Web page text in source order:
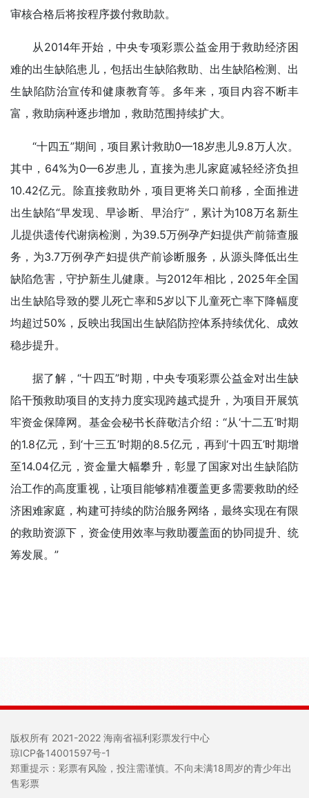
审核合格后将按程序拨付救助款。
从2014年开始，中央专项彩票公益金用于救助经济困
难的出生缺陷患儿，包括出生缺陷救助、出生缺陷检测、出
生缺陷防治宣传和健康教育等。多年来，项目内容不断丰
富，救助病种逐步增加，救助范围持续扩大。
“十四五”期间，项目累计救助0—18岁患儿9.8万人次。
其中，64%为0—6岁患儿，直接为患儿家庭减轻经济负担
10.42亿元。除直接救助外，项目更将关口前移，全面推进
出生缺陷“早发现、早诊断、早治疗”，累计为108万名新生
儿提供遗传代谢病检测，为39.5万例孕产妇提供产前筛查服
务，为3.7万例孕产妇提供产前诊断服务，从源头降低出生
缺陷危害，守护新生儿健康。与2012年相比，2025年全国
出生缺陷导致的婴儿死亡率和5岁以下儿童死亡率下降幅度
均超过50%，反映出我国出生缺陷防控体系持续优化、成效
稳步提升。
据了解，“十四五”时期，中央专项彩票公益金对出生缺
陷干预救助项目的支持力度实现跨越式提升，为项目开展筑
牢资金保障网。基金会秘书长薛敬洁介绍：“从‘十二五’时期
的1.8亿元，到‘十三五’时期的8.5亿元，再到‘十四五’时期增
至14.04亿元，资金量大幅攀升，彰显了国家对出生缺陷防
治工作的高度重视，让项目能够精准覆盖更多需要救助的经
济困难家庭，构建可持续的防治服务网络，最终实现在有限
的救助资源下，资金使用效率与救助覆盖面的协同提升、统
筹发展。”
版权所有 2021-2022 海南省福利彩票发行中心
琼ICP备14001597号-1
郑重提示：彩票有风险，投注需谨慎。不向未满18周岁的青少年出
售彩票